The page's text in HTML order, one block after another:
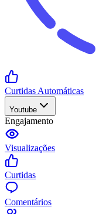
Curtidas Automáticas
Youtube
Engajamento
Visualizações
Curtidas
Comentários